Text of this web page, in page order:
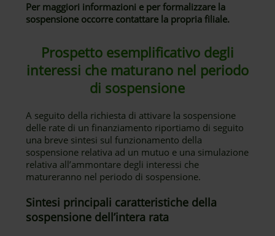
Per maggiori informazioni e per formalizzare la
sospensione occorre contattare la propria filiale.
Prospetto esemplificativo degli
interessi che maturano nel periodo
di sospensione
A seguito della richiesta di attivare la sospensione
delle rate di un finanziamento riportiamo di seguito
una breve sintesi sul funzionamento della
sospensione relativa ad un mutuo e una simulazione
relativa all’ammontare degli interessi che
matureranno nel periodo di sospensione.
Sintesi principali caratteristiche della
sospensione dell’intera rata